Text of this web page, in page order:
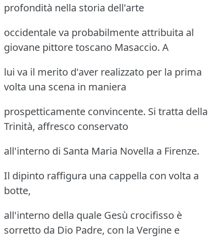
profondità nella storia dell'arte
occidentale va probabilmente attribuita al
giovane pittore toscano Masaccio. A
lui va il merito d'aver realizzato per la prima
volta una scena in maniera
prospetticamente convincente. Si tratta della
Trinità, affresco conservato
all'interno di Santa Maria Novella a Firenze.
Il dipinto raffigura una cappella con volta a
botte,
all'interno della quale Gesù crocifisso è
sorretto da Dio Padre, con la Vergine e